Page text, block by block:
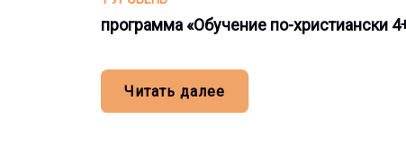
программа «Обучение по-христиански
Читать далее